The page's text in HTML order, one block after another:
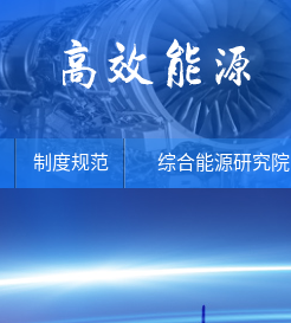
制度规范 综合能源研究院